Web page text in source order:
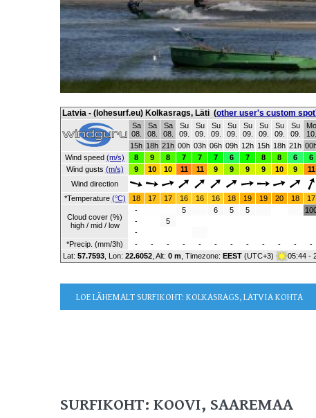
Latvia - (lohesurf.eu) Kolkasrags, Läti (other user's custom spot
Sa
08.
Sa
08.
Sa
08.
Su
09.
Su
09.
Su
09.
Su
09.
Su
09.
Su
09.
Su
09.
Su
09.
Mo
10.
15h 18h 21h 00h 03h 06h 09h 12h 15h 18h 21h
Wind speed (m/s) 8 9 8 7 7 7 6 7 8 8 6 6
Wind gusts (m/s) 9 10 10 11 11 9 9 9 9 10 9 11
Wind direction
*Temperature (°C) 18 17 17 16 16 16 18 19 19 20 18 17
Cloud cover (%)
high / mid / low
-
-
-
5
5 6 5 5
*Precip. (mm/3h)
- - - - - - - - - - - -
Lat: 57.7593 , Lon: 22.6052 Alt: 0 m , Timezone: EEST (UTC+3) 05:44 -
LOE LÄHEMALT SURFIKOHT: KOLKASRAGS, LATVIA KOHTA
SURFIKOHT: KOOVI, SAAREMAA